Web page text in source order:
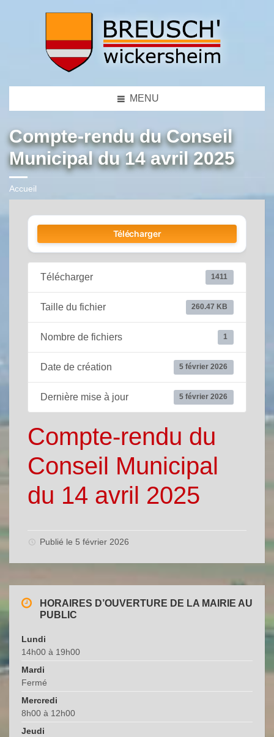
MENU
Compte-rendu du Conseil
Municipal du 14 avril 2025
Accueil
Télécharger
Télécharger 1411
Taille du fichier 260.47 KB
Nombre de fichiers 1
Date de création 5 février 2026
Dernière mise à jour 5 février 2026
Compte-rendu du
Conseil Municipal
du 14 avril 2025
Publié le 5 février 2026
HORAIRES D’OUVERTURE DE LA MAIRIE AU
PUBLIC
Lundi
14h00 à 19h00
Mardi
Fermé
Mercredi
8h00 à 12h00
Jeudi